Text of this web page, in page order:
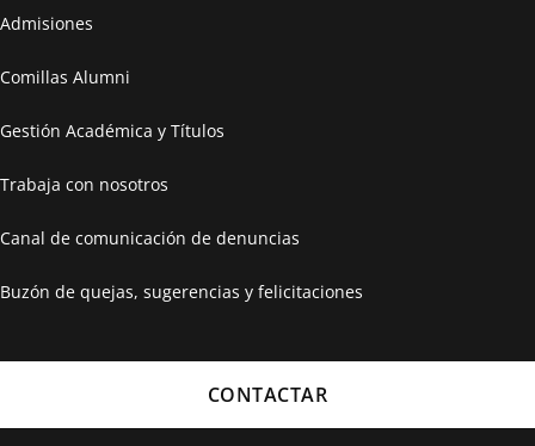
Admisiones
Comillas Alumni
Gestión Académica y Títulos
Trabaja con nosotros
Canal de comunicación de denuncias
Buzón de quejas, sugerencias y felicitaciones
CONTACTAR